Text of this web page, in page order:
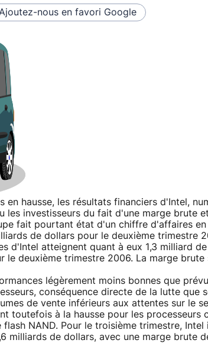
Ajoutez-nous en favori Google
en hausse, les résultats financiers d'Intel,
les investisseurs du fait d'une marge brute
fait pourtant état d'un chiffre d'affaires en
de dollars pour le deuxième trimestre
d'Intel atteignent quant à eux 1,3 milliard
le deuxième trimestre 2006. La marge brute
légèrement moins bonnes que
conséquence directe de la lutte que
de vente inférieurs aux attentes sur le
toutefois à la hausse pour les processeurs
flash NAND. Pour le troisième trimestre,
milliards de dollars, avec une marge brute